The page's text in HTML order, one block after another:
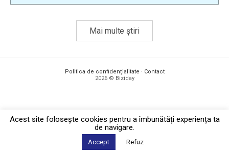
Mai multe știri
Politica de confidențialitate · Contact
2026 © Biziday
Acest site foloseşte cookies pentru a îmbunătăți experiența ta
de navigare.
Accept Refuz